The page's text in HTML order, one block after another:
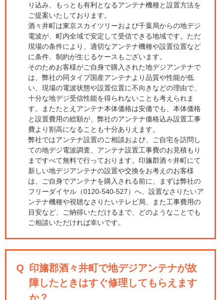
り込み、もっとも有利となるアンテナ機種と設置方法を
ご提案いたしております。
酒々井町は東京スカイツリーおよび千葉局からの地デジ
電波が、町内全域で安定して受信できる地域です。ただ
現場の条件により、適切なアンテナ機種や設置位置など
に条件、制約が生じるケースもございます。
そのためお客様がご自身で購入された地デジアンテナで
は、弊社の同タイプ国産アンテナより品質や性能が低
い、現場の電波状態や設置位置に不向きなどの理由で、
十分な地デジ受信性能を得られないことも考えられま
す。またたとえアンテナ本体価格は安価でも、本体価格
と設置費用の総額が、弊社のアンテナ価格込み設置工事
費より割高になることも十分ありえます。
弊社ではアンテナ設置のご相談および、ご自宅を訪問し
ての地デジ電波調査、アンテナ設置工事費のお見積もり
まですべて無料で行っております。印旛郡酒々井町にて
新しい地デジアンテナの設置や交換をお考えのお客様
は、ご自身でアンテナを購入される前に、まずは弊社の
フリーダイヤル（0120-540-527）へ、設置なさりたいア
ンテナ機種や視聴なさりたいテレビ局、また工事費用の
目安など、ご納得いただけるまで、どのようなことでも
ご相談いただければ幸いです。
Q 印旛郡酒々井町で地デジアンテナが故
障したときはすぐ修理してもらえます
か？